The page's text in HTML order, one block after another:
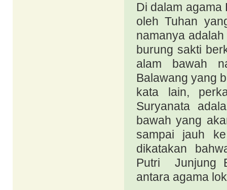
Di dalam
oleh Tuhan
namanya
burung sakti
alam bawah
Balawang yang
kata lain,
Suryanata
bawah yang
sampai jauh
dikatakan
Putri Junjung
antara agama